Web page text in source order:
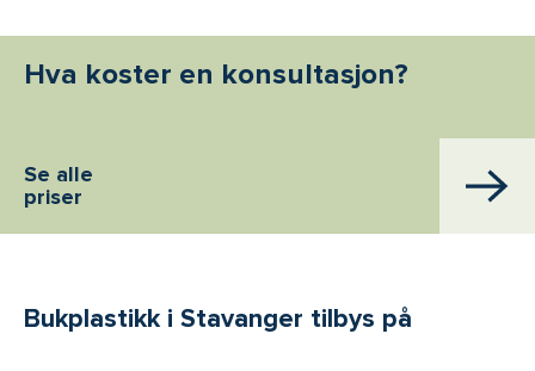
Hva koster en konsultasjon?
Se alle
priser
Bukplastikk i Stavanger tilbys på